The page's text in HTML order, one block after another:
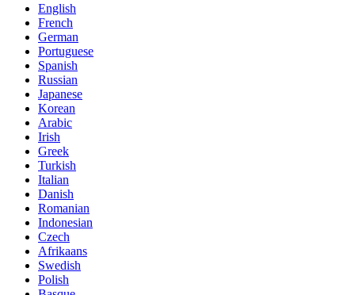
English
French
German
Portuguese
Spanish
Russian
Japanese
Korean
Arabic
Irish
Greek
Turkish
Italian
Danish
Romanian
Indonesian
Czech
Afrikaans
Swedish
Polish